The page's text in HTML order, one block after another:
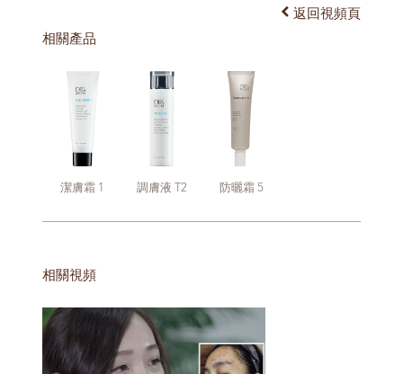
返回視頻頁
相關產品
潔膚霜 1 調膚液 T2 防曬霜 5
相關視頻